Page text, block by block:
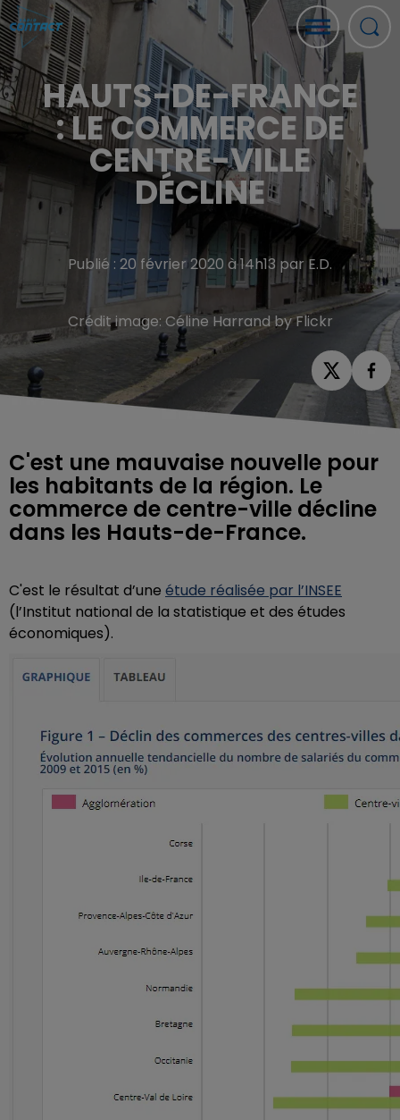
HAUTS-DE-FRANCE
: LE COMMERCE DE
CENTRE-VILLE
DÉCLINE
Publié : 20 février 2020 à 14h13 par E.D.
Crédit image: Céline Harrand by Flickr
C'est une mauvaise nouvelle pour
les habitants de la région. Le
commerce de centre-ville décline
dans les Hauts-de-France.
C'est le résultat d’une étude réalisée par l’INSEE
(l’Institut national de la statistique et des études
économiques).